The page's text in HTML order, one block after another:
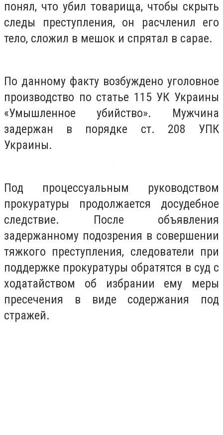
понял, что убил товарища, чтобы скрыть
следы преступления, он расчленил его
тело, сложил в мешок и спрятал в сарае.
По данному факту возбуждено уголовное
производство по статье 115 УК Украины
«Умышленное убийство». Мужчина
задержан в порядке ст. 208 УПК
Украины.
Под процессуальным руководством
прокуратуры продолжается досудебное
следствие. После объявления
задержанному подозрения в совершении
тяжкого преступления, следователи при
поддержке прокуратуры обратятся в суд с
ходатайством об избрании ему меры
пресечения в виде содержания под
стражей.